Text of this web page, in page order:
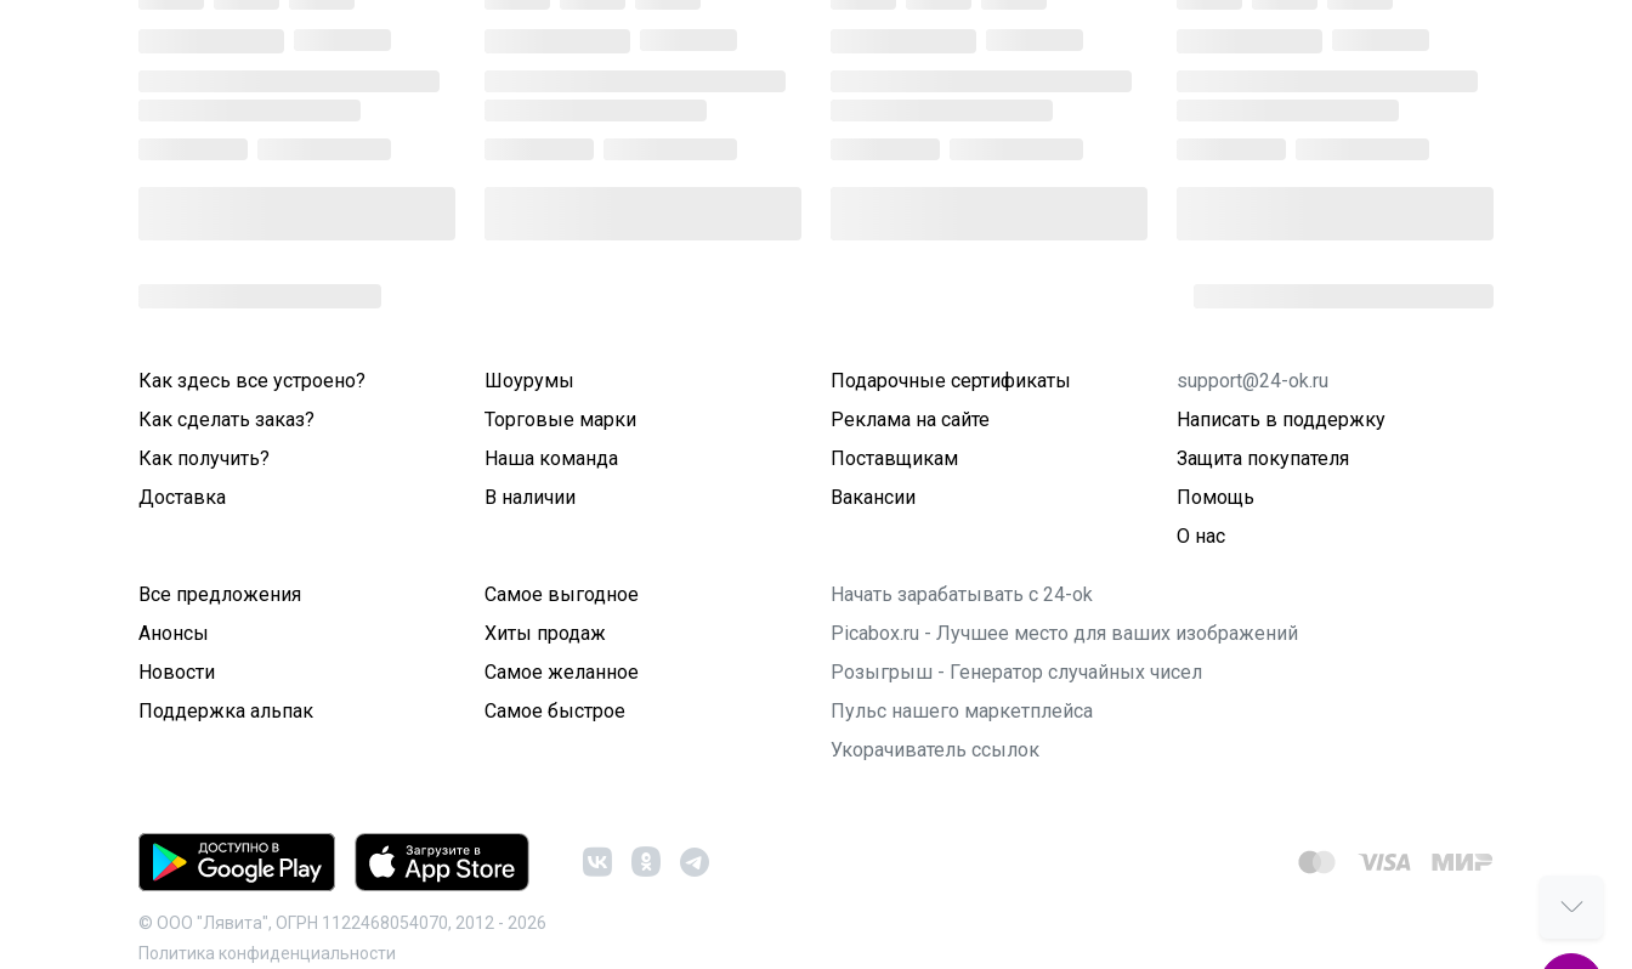
Как здесь все устроено?
Как сделать заказ?
Как получить?
Доставка
Шоурумы
Торговые марки
Наша команда
В наличии
Подарочные сертификаты
Реклама на сайте
Поставщикам
Вакансии
support@24-ok.ru
Написать в поддержку
Защита покупателя
Помощь
О нас
Все предложения
Анонсы
Новости
Поддержка альпак
Самое выгодное
Хиты продаж
Самое желанное
Самое быстрое
Начать зарабатывать с 24-ok
Picabox.ru - Лучшее место для ваших изображений
Розыгрыш - Генератор случайных чисел
Пульс нашего маркетплейса
Укорачиватель ссылок
© ООО "Лявита", ОГРН 1122468054070, 2012 - 2026
Политика конфиденциальности